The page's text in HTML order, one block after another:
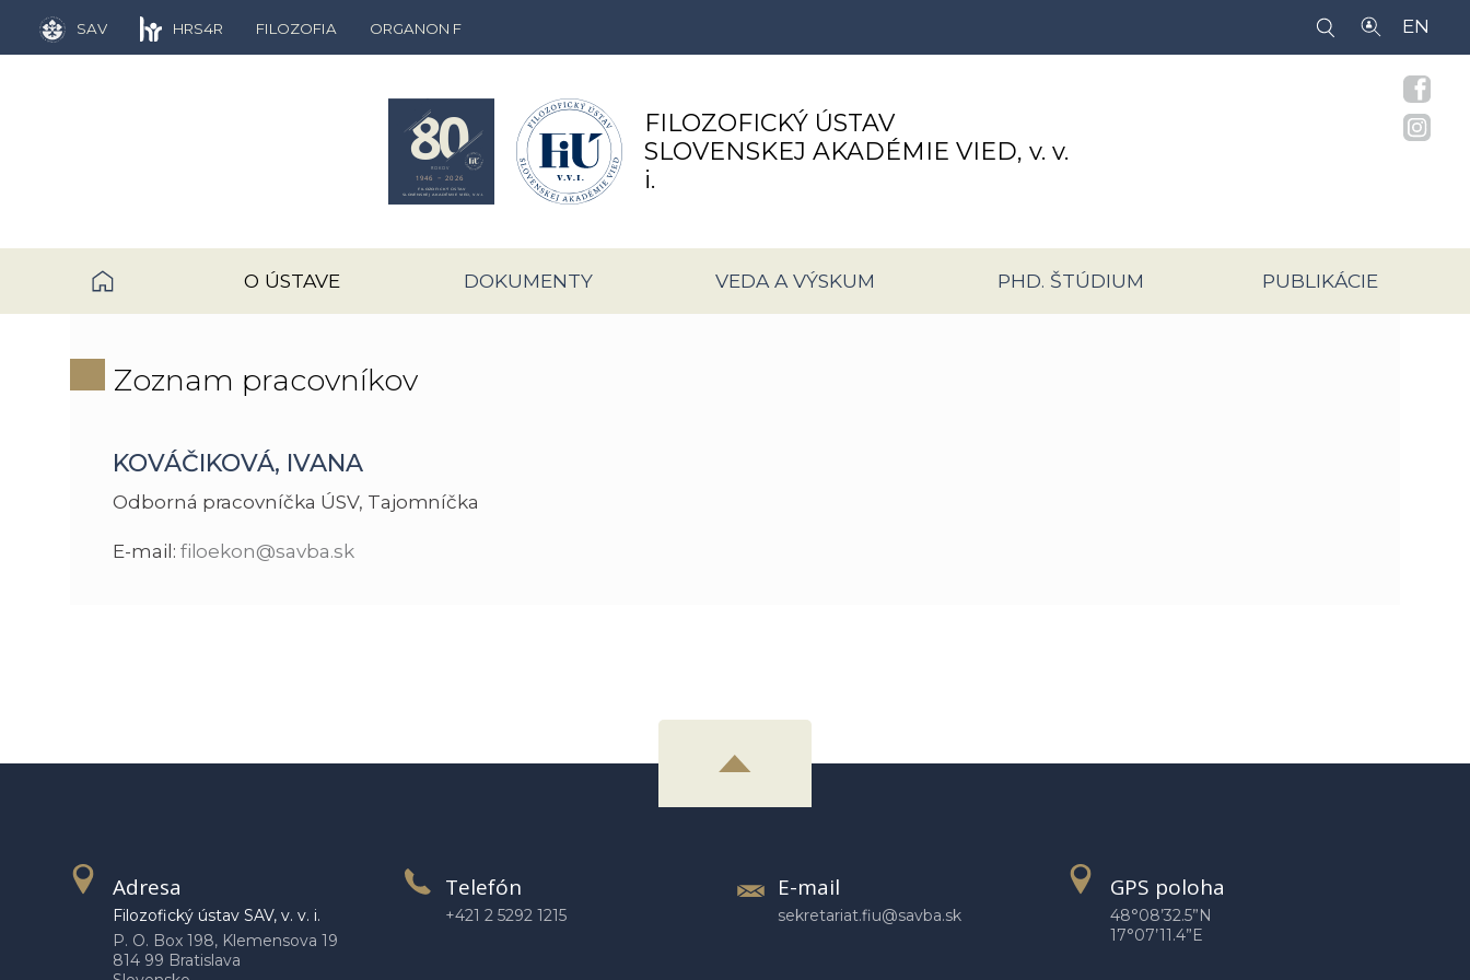
FILOZOFICKÝ ÚSTAV
SLOVENSKEJ AKADÉMIE VIED, v. v.
i.
SAV HRS4R FILOZOFIA ORGANON F EN
O ÚSTAVE DOKUMENTY VEDA A VÝSKUM PHD. ŠTÚDIUM PUBLIKÁCIE
Zoznam pracovníkov
KOVÁČIKOVÁ, IVANA
Odborná pracovníčka ÚSV, Tajomníčka
E-mail: filoekon@savba.sk
Adresa
Filozofický ústav SAV, v. v. i.
P. O. Box 198, Klemensova 19
814 99 Bratislava
Telefón
+421 2 5292 1215
E-mail
sekretariat.fiu@savba.sk
GPS poloha
48°08’32.5”N
17°07’11.4”E